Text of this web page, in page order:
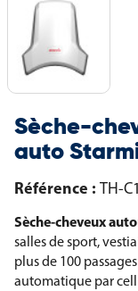
Sèche-
auto
Référence : TH-C1
Sèche-cheveux
salles de sport,
plus de 100
automatique par